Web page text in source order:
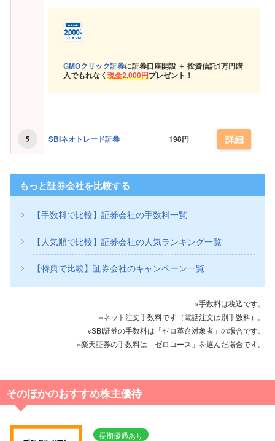
GMOクリック証券に証券口座開設 ＋ 投資信託1万円購
入でもれなく現金2,000円プレゼント！
SBIネオトレード証券 198円 詳細
もっと証券会社を比較する
【手数料で比較】証券会社の手数料一覧
【人気順で比較】証券会社の人気ランキング一覧
【特典で比較】証券会社のキャンペーン一覧
※手数料は税込です。
※ネット注文手数料です（電話注文は別手数料）。
※SBI証券の手数料は「ゼロ革命対象者」の場合です。
※楽天証券の手数料は「ゼロコース」を選んだ場合です。
そのほかのおすすめ株主優待
長期優遇あり